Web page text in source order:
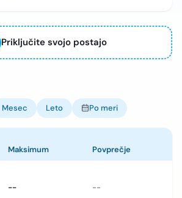
Priključite svojo postajo
Mesec Leto Po meri
Maksimum Povprečje
-- --